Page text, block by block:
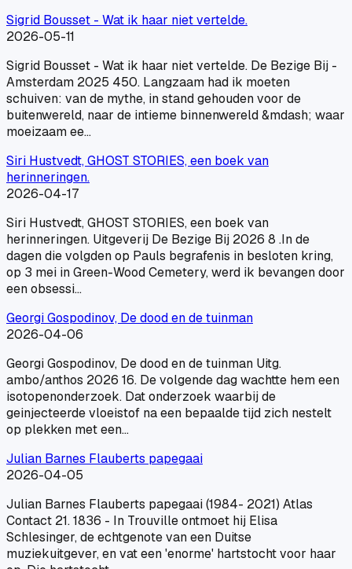
Sigrid Bousset - Wat ik haar niet vertelde.
2026-05-11
Sigrid Bousset - Wat ik haar niet vertelde. De Bezige Bij -
Amsterdam 2025 450. Langzaam had ik moeten
schuiven: van de mythe, in stand gehouden voor de
buitenwereld, naar de intieme binnenwereld &mdash; waar
moeizaam ee…
Siri Hustvedt, GHOST STORIES, een boek van
herinneringen.
2026-04-17
Siri Hustvedt, GHOST STORIES, een boek van
herinneringen. Uitgeverij De Bezige Bij 2026 8 .In de
dagen die volgden op Pauls begrafenis in besloten kring,
op 3 mei in Green-Wood Cemetery, werd ik bevangen door
een obsessi…
Georgi Gospodinov, De dood en de tuinman
2026-04-06
Georgi Gospodinov, De dood en de tuinman Uitg.
ambo/anthos 2026 16. De volgende dag wachtte hem een
isotopenonderzoek. Dat onderzoek waarbij de
geinjecteerde vloeistof na een bepaalde tijd zich nestelt
op plekken met een…
Julian Barnes Flauberts papegaai
2026-04-05
Julian Barnes Flauberts papegaai (1984- 2021) Atlas
Contact 21. 1836 - In Trouville ontmoet hij Elisa
Schlesinger, de echtgenote van een Duitse
muziekuitgever, en vat een 'enorme' hartstocht voor haar